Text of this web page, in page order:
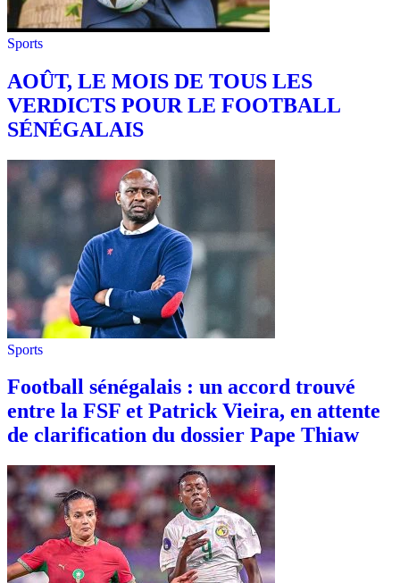
Sports
AOÛT, LE MOIS DE TOUS LES
VERDICTS POUR LE FOOTBALL
SÉNÉGALAIS
Sports
Football sénégalais : un accord trouvé
entre la FSF et Patrick Vieira, en attente
de clarification du dossier Pape Thiaw